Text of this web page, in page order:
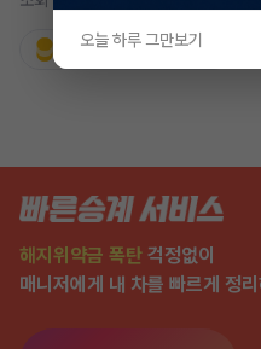
지원금31,860,000원
해지위약금 폭탄 걱정없이
매니저에게 내 차를 빠르게 정
오늘 하루 그만보기